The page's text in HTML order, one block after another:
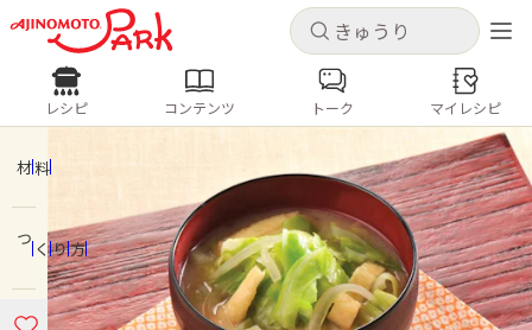
キャンセル
ログインするとレシピを保存できます
新規登録
ホーム
キャンセル
レシピ コンテンツ
人気の食材・レシピ
きゅうり なす トマト
とうもろこし
ピーマン
みょうが ゴーヤ
レシピ コンテンツ トーク マイレシピ
材料
つくり方